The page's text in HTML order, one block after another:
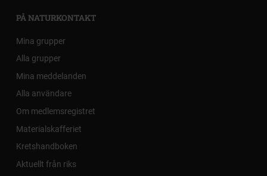
PÅ NATURKONTAKT
Mina grupper
Alla grupper
Mina meddelanden
Alla användare
Om medlemsregistret
Materialskafferiet
Kretshandboken
Aktuellt från riks